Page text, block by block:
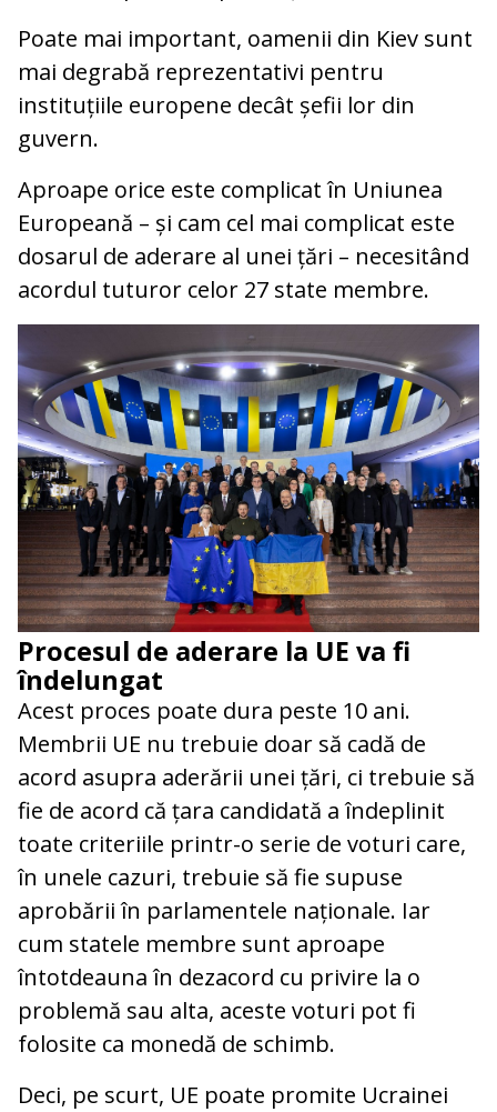
Poate mai important, oamenii din Kiev sunt
mai degrabă reprezentativi pentru
instituțiile europene decât șefii lor din
guvern.
Aproape orice este complicat în Uniunea
Europeană – și cam cel mai complicat este
dosarul de aderare al unei țări – necesitând
acordul tuturor celor 27 state membre.
Procesul de aderare la UE va fi
îndelungat
Acest proces poate dura peste 10 ani.
Membrii UE nu trebuie doar să cadă de
acord asupra aderării unei țări, ci trebuie să
fie de acord că țara candidată a îndeplinit
toate criteriile printr-o serie de voturi care,
în unele cazuri, trebuie să fie supuse
aprobării în parlamentele naționale. Iar
cum statele membre sunt aproape
întotdeauna în dezacord cu privire la o
problemă sau alta, aceste voturi pot fi
folosite ca monedă de schimb.
Deci, pe scurt, UE poate promite Ucrainei